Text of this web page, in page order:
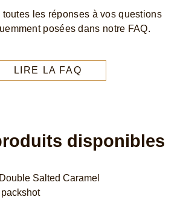
toutes les réponses à vos questions
posées dans notre FAQ.
LIRE LA FAQ
disponibles